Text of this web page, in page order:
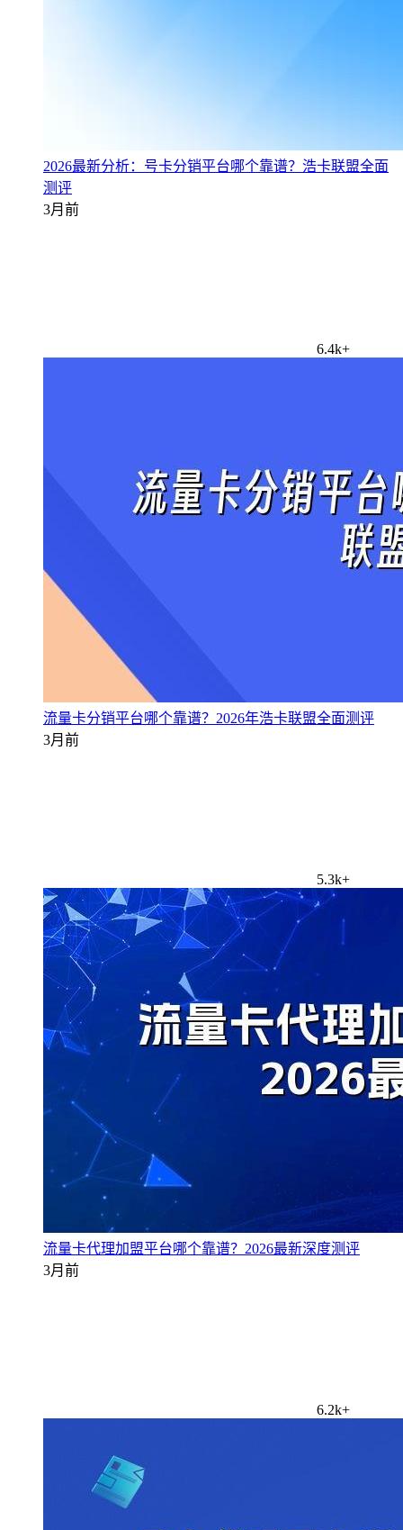
2026最新分析：号卡分销平台哪个靠谱？浩卡联盟全面
测评
3月前
6.4k+
流量卡分销平台哪个靠谱？2026年浩卡联盟全面测评
3月前
5.3k+
流量卡代理加盟平台哪个靠谱？2026最新深度测评
3月前
6.2k+